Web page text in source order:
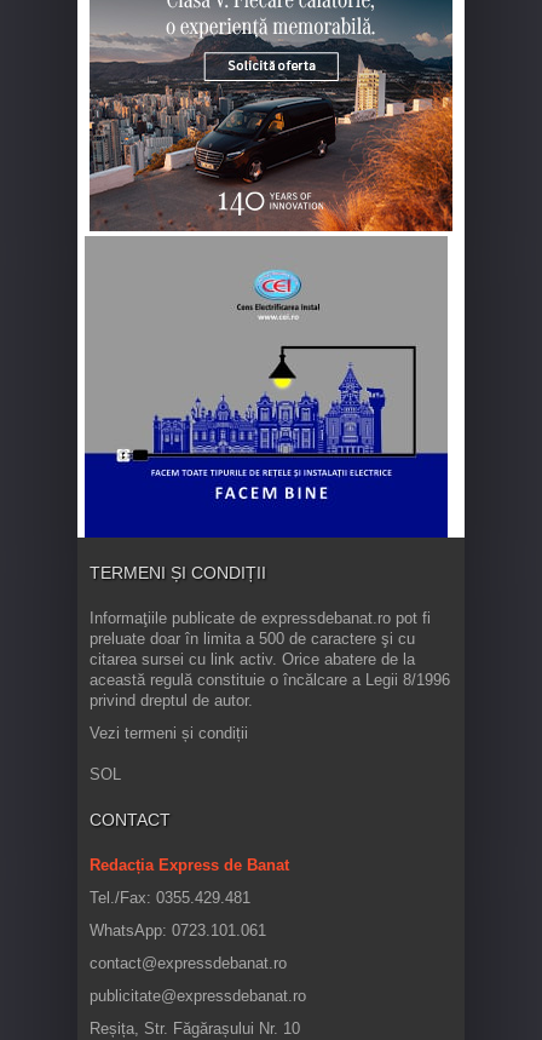
TERMENI ȘI CONDIȚII
Informaţiile publicate de expressdebanat.ro pot fi
preluate doar în limita a 500 de caractere şi cu
citarea sursei cu link activ. Orice abatere de la
această regulă constituie o încălcare a Legii 8/1996
privind dreptul de autor.
Vezi termeni și condiții
SOL
CONTACT
Redacția Express de Banat
Tel./Fax: 0355.429.481
WhatsApp: 0723.101.061
contact@expressdebanat.ro
publicitate@expressdebanat.ro
Reșița, Str. Făgărașului Nr. 10